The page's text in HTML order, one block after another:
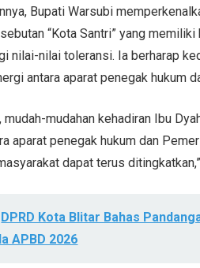
Bupati Warsubi
“Kota Santri” yang
nilai-nilai toleransi. Ia berharap
antara aparat penegak hukum
mudah-mudahan kehadiran Ibu
aparat penegak hukum dan
dapat terus
DPRD Kota Blitar Bahas
APBD 2026